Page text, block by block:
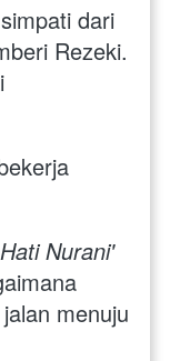
dari
Rezeki.
Nurani'
menuju